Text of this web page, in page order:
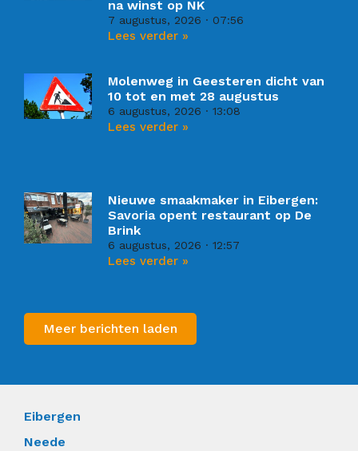
na winst op NK
7 augustus, 2026 07:56
Lees verder »
Molenweg in Geesteren dicht van
10 tot en met 28 augustus
6 augustus, 2026 13:08
Lees verder »
Nieuwe smaakmaker in Eibergen:
Savoria opent restaurant op De
Brink
6 augustus, 2026 12:57
Lees verder »
Meer berichten laden
Eibergen
Neede